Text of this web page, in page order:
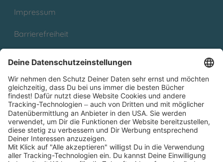
Impressum
Barrierefreiheit
Partnerprogramm (Affiliate)
Folge uns auf